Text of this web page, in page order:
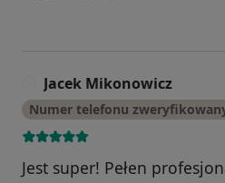
Jacek Mikonowicz
Numer telefonu
Jest super! Pełen